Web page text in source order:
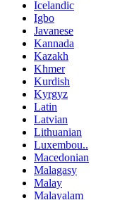
Icelandic
Igbo
Javanese
Kannada
Kazakh
Khmer
Kurdish
Kyrgyz
Latin
Latvian
Lithuanian
Luxembou..
Macedonian
Malagasy
Malay
Malayalam